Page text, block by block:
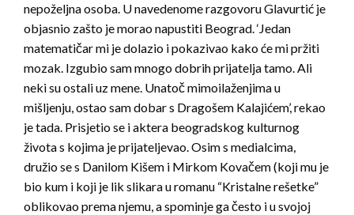
nepoželjna osoba. U navedenome razgovoru Glavurtić je
objasnio zašto je morao napustiti Beograd. ‘Jedan
matematičar mi je dolazio i pokazivao kako će mi pržiti
mozak. Izgubio sam mnogo dobrih prijatelja tamo. Ali
neki su ostali uz mene. Unatoč mimoilaženjima u
mišljenju, ostao sam dobar s Dragošem Kalajićem’, rekao
je tada. Prisjetio se i aktera beogradskog kulturnog
života s kojima je prijateljevao. Osim s medialcima,
družio se s Danilom Kišem i Mirkom Kovačem (koji mu je
bio kum i koji je lik slikara u romanu “Kristalne rešetke”
oblikovao prema njemu, a spominje ga često i u svojoj